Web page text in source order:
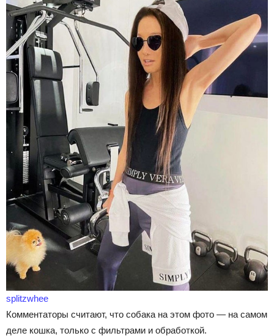
splitzwhee
Комментаторы считают, что собака на этом фото — на самом
деле кошка, только с фильтрами и обработкой.